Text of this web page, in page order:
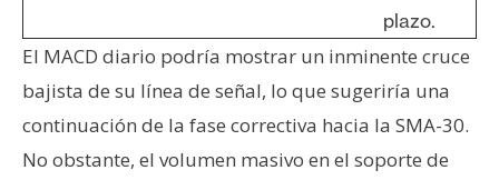
plazo.
El MACD diario podría mostrar un inminente cruce
bajista de su línea de señal, lo que sugeriría una
continuación de la fase correctiva hacia la SMA-30.
No obstante, el volumen masivo en el soporte de